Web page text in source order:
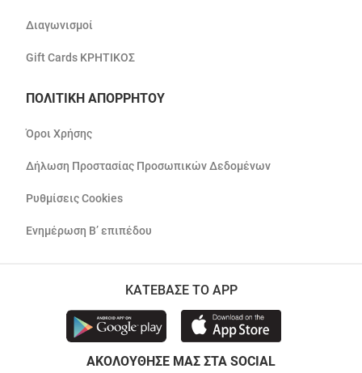
Διαγωνισμοί
Gift Cards ΚΡΗΤΙΚΟΣ
ΠΟΛΙΤΙΚΗ ΑΠΟΡΡΗΤΟΥ
Όροι Χρήσης
Δήλωση Προστασίας Προσωπικών Δεδομένων
Ρυθμίσεις Cookies
Ενημέρωση Β’ επιπέδου
ΚΑΤΕΒΑΣΕ ΤΟ APP
ΑΚΟΛΟΥΘΗΣΕ ΜΑΣ ΣΤΑ SOCIAL